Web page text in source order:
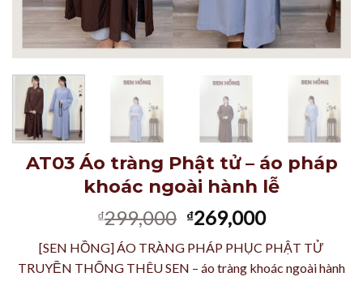
AT03 Áo tràng Phật tử – áo pháp
khoác ngoài hành lễ
₫299,000 Giá
gốc
là:
₫299,000.
₫269,000Giá
hiện
tại
là:
[SEN HỒNG] ÁO TRÀNG PHÁP PHỤC PHẬT TỬ
TRUYỀN THỐNG THÊU SEN – áo tràng khoác ngoài hành